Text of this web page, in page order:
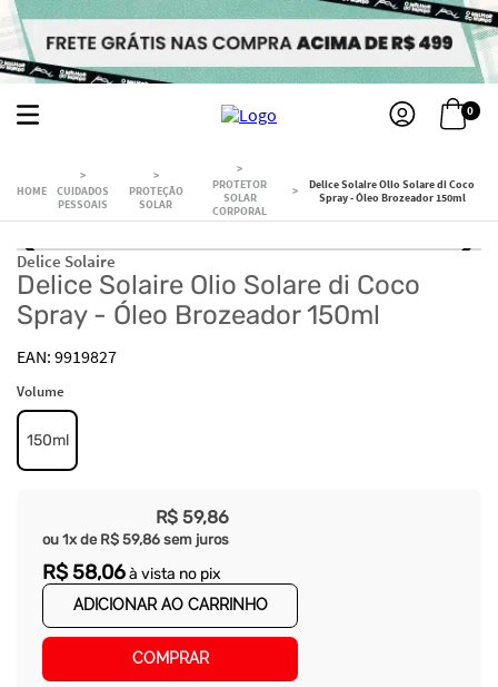
0
CUIDADOS
PESSOAIS
PROTEÇÃO
SOLAR
PROTETOR
SOLAR
CORPORAL
Delice Solaire Olio Solare di Coco
Spray - Óleo Brozeador 150ml
Delice Solaire
Delice Solaire Olio Solare di Coco
Spray - Óleo Brozeador 150ml
9919827
Volume
150ml
R$ 59,86
ou 1x de R$ 59,86 sem juros
R$58,06à vista no pix
ADICIONAR AO CARRINHO
COMPRAR